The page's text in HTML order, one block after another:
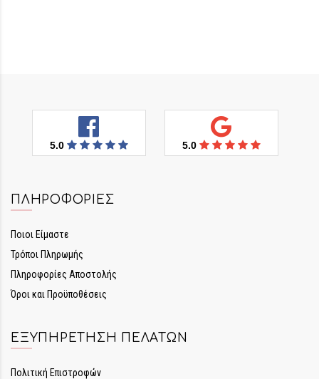
5.0 5.0
ΠΛΗΡΟΦΟΡΊΕΣ
Ποιοι Είμαστε
Τρόποι Πληρωμής
Πληροφορίες Αποστολής
Όροι και Προϋποθέσεις
ΕΞΥΠΗΡΈΤΗΣΗ ΠΕΛΑΤΏΝ
Πολιτική Επιστροφών